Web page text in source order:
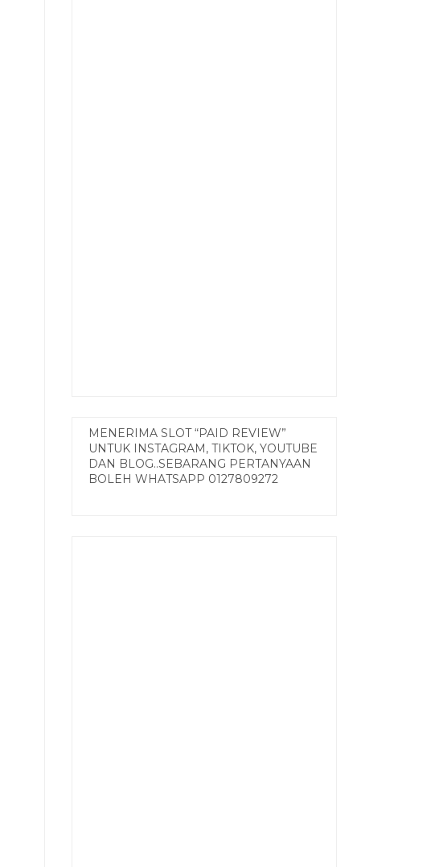
MENERIMA SLOT “PAID REVIEW”
UNTUK INSTAGRAM, TIKTOK, YOUTUBE
DAN BLOG..SEBARANG PERTANYAAN
BOLEH WHATSAPP 0127809272